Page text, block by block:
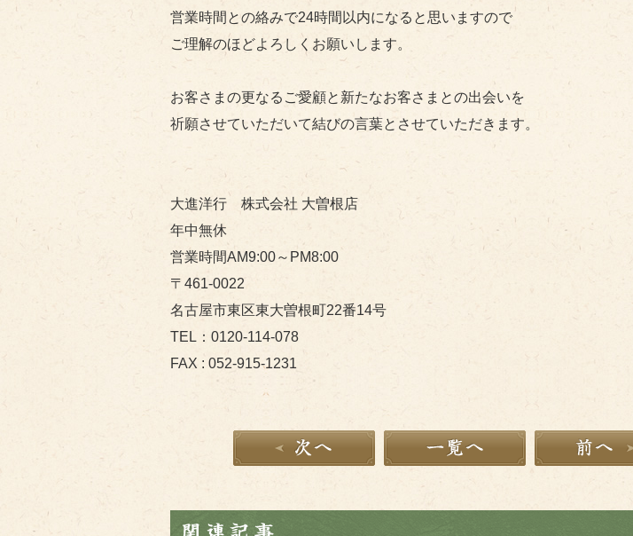
営業時間との絡みで24時間以内になると思いますので
ご理解のほどよろしくお願いします。
お客さまの更なるご愛顧と新たなお客さまとの出会いを
祈願させていただいて結びの言葉とさせていただきます。
大進洋行 株式会社 大曽根店
年中無休
営業時間AM9:00～PM8:00
〒461-0022
名古屋市東区東大曽根町22番14号
TEL：0120-114-078
FAX : 052-915-1231